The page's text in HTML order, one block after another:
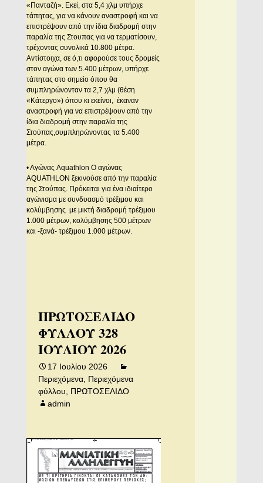
«Πανταζή». Εκεί, στα 5,4 χλμ υπήρχε
τάπητας, για να κάνουν αναστροφή και να
επιστρέψουν από την ίδια διαδρομή στην
παραλία της Στουπας για να τερματίσουν,
τρέχοντας συνολικά 10.800 μέτρα.
Αντίστοιχα, σε ό,τι αφορούσε τους δρομείς
στον αγώνα των 5.400 μέτρων, υπήρχε
τάπητας στο σημείο όπου θα
συμπληρώνονταν τα 2,7 χλμ (θέση
«Κάτεργο») όπου κι εκείνοι, έκαναν
αναστροφή για να επιστρέψουν από την
ίδια διαδρομή στην παραλία της
Στούπας,συμπληρώνοντας τα 5.400
μέτρα.
• Αγώνας Aquathlon Ο αγώνας
AQUATHLON ξεκινούσε από την παραλία
της Στούπας. Πρόκειται για ένα ιδιαίτερο
αγώνισμα με συνδυασμό τρέξιμου και
κολύμβησης με μικτή διαδρομή τρέξιμου
1.000 μέτρων, κολύμβησης 500 μέτρων
και -ξανά- τρέξιμου 1.000 μέτρων.
ΠΡΩΤΟΣΕΛΙΔΟ
ΦΥΛΛΟΥ 328
ΙΟΥΛΙΟΥ 2026
17 Ιουλίου 2026
Περιεχόμενα, Περιεχόμενα
φύλλου
ΠΡΩΤΟΣΕΛΙΔΟ
admin